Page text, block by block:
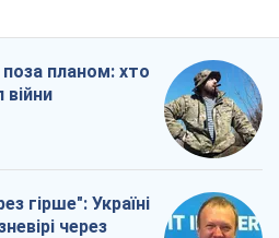
поза планом: хто
гірше": Україні
через